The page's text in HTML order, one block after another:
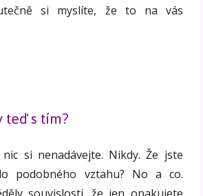
si myslíte, že to na vás
teď s tím?
si nenadávejte. Nikdy. Že jste
podobného vztahu? No a co.